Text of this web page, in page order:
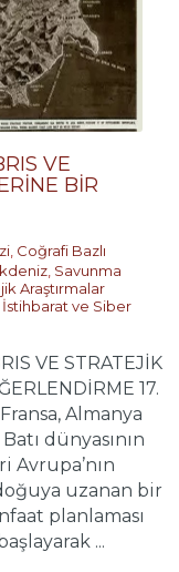
VE
BİR
Coğrafi Bazlı
Savunma
Araştırmalar
İstihbarat ve Siber
VE STRATEJİK
17.
Almanya
dünyasının
Avrupa’nın
uzanan bir
planlaması
...